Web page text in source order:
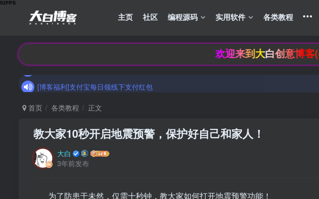
主页 社区 编程源码 实用软件 各类教程
欢迎来到大白创意博客
加入大白博客官方交流群，和其他小伙伴们一起讨论交流吧（有隐藏羊毛福利哟）速速来吧
[博客福利]支付宝每日领线下支付红包
首页 各类教程 正文
教大家10秒开启地震预警，保护好自己和家人！
大白
3年前发布
为了防患于未然，仅需十秒钟，教大家如何打开地震预警功能！